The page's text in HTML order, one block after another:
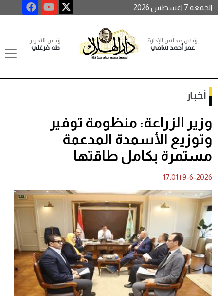
الجمعة 7 اغسطس 2026
رئيس مجلس الإدارة
عمر أحمد سامي
رئيس التحرير
طه فرغلي
أخبار
وزير الزراعة: منظومة توفير
وتوزيع الأسمدة المدعمة
مستمرة بكامل طاقتها
9-6-2026
|
17:01